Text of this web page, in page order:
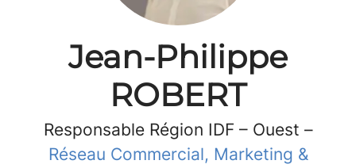
Jean-Philippe
ROBERT
Responsable Région IDF – Ouest –
Réseau Commercial, Marketing &